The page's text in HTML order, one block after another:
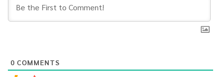
boju kože, vjeroispovijest, porijeklo ili nacionalnu ili etničku
pripadnost, i to na način koji bi mogao potaknuti na nasilje ili
mržnju usmjerenu protiv takve skupine osoba ili člana takve
0 COMMENTS